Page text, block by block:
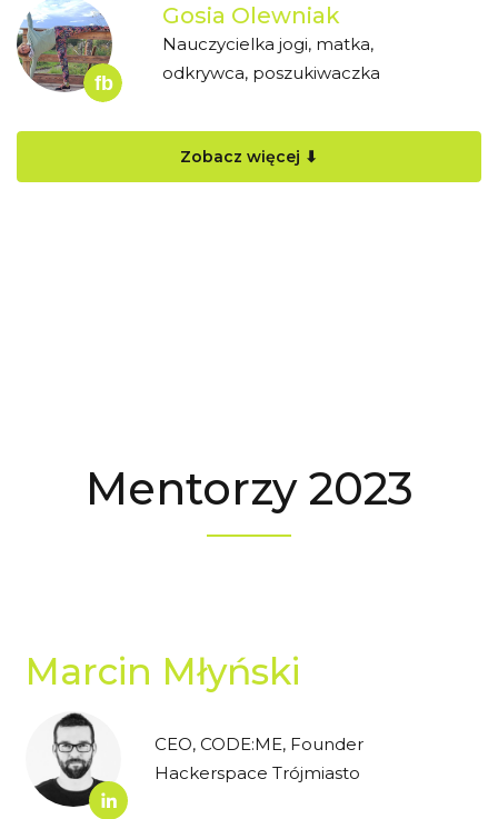
Gosia Olewniak
Nauczycielka jogi, matka,
odkrywca, poszukiwaczka
Zobacz więcej ⬇
Mentorzy 2023
Marcin Młyński
CEO, CODE:ME, Founder
Hackerspace Trójmiasto